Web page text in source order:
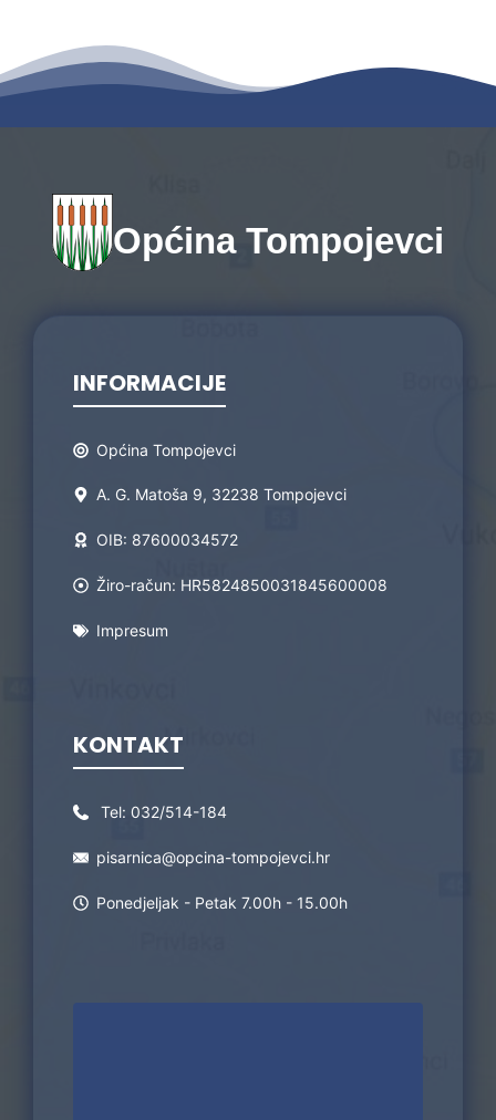
Općina Tompojevci
INFORMACIJE
Općina Tompojevci
A. G. Matoša 9, 32238 Tompojevci
OIB: 87600034572
Žiro-račun: HR5824850031845600008
Impresum
KONTAKT
Tel: 032/514-184
pisarnica@opcina-tompojevci.hr
Ponedjeljak - Petak 7.00h - 15.00h